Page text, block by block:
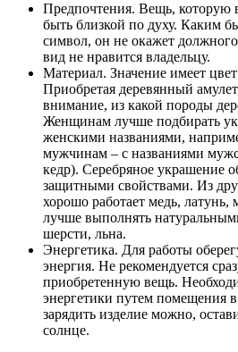
Предпочтения. Вещь, которую
быть близкой по духу. Каким
символ, он не окажет
вид не нравится владельцу.
Материал. Значение имеет
Приобретая деревянный
внимание, из какой породы
Женщинам лучше подбирать
женскими названиями,
мужчинам – с названиями
кедр). Серебряное украшение
защитными свойствами. Из
хорошо работает медь,
лучше выполнять
шерсти, льна.
Энергетика. Для работы
энергия. Не рекомендуется
приобретенную вещь.
энергетики путем помещения
зарядить изделие можно,
солнце.